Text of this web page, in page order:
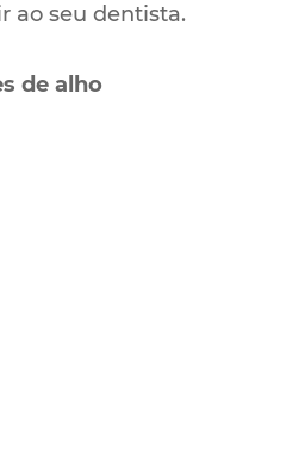
ao seu dentista.
de alho